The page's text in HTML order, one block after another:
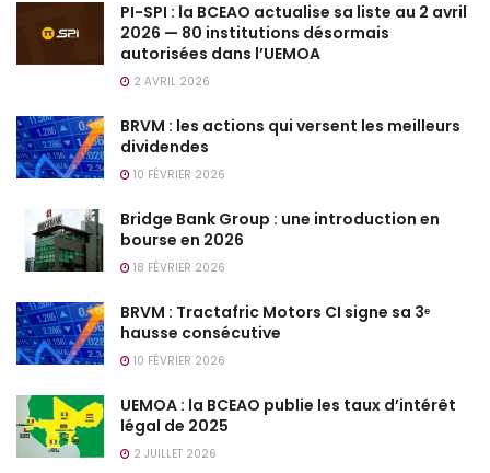
PI-SPI : la BCEAO actualise sa liste au 2 avril
2026 — 80 institutions désormais
autorisées dans l’UEMOA
2 AVRIL 2026
BRVM : les actions qui versent les meilleurs
dividendes
10 FÉVRIER 2026
Bridge Bank Group : une introduction en
bourse en 2026
18 FÉVRIER 2026
BRVM : Tractafric Motors CI signe sa 3ᵉ
hausse consécutive
10 FÉVRIER 2026
UEMOA : la BCEAO publie les taux d’intérêt
légal de 2025
2 JUILLET 2026